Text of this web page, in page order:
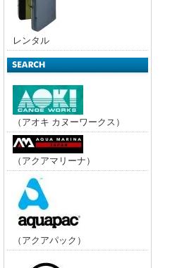
レンタル
（アオキ カヌーワークス）
（アクアマリーナ）
（アクアパック）